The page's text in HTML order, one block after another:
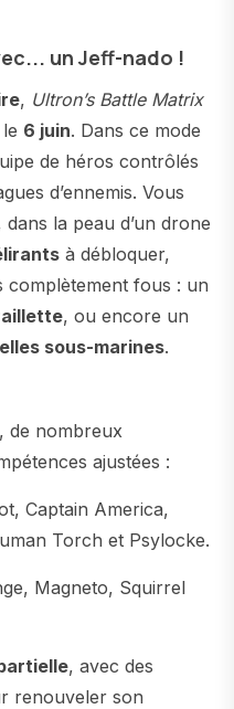
un Jeff-nado !
, Ultron’s Battle Matrix
6 juin. Dans ce mode
de héros contrôlés
d’ennemis. Vous
la peau d’un drone
à débloquer,
complètement fous : un
, ou encore un
sous-marines.
de nombreux
ajustées :
Captain America,
Torch et Psylocke.
Magneto, Squirrel
, avec des
renouveler son